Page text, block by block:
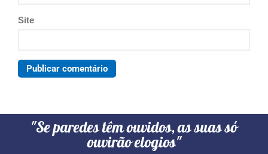
Site
"Se paredes têm ouvidos, as suas só
ouvirão elogios"